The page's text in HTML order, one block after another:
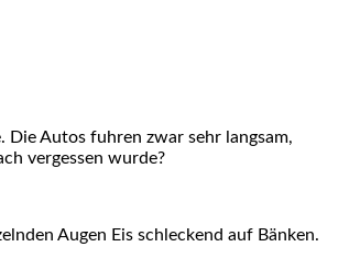
Die Autos fuhren zwar sehr langsam,
vergessen wurde?
Augen Eis schleckend auf Bänken.